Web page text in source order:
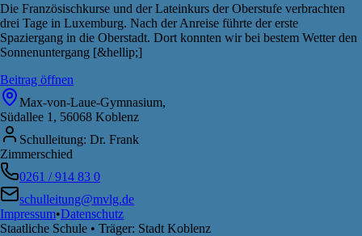
Die Französischkurse und der Lateinkurs der Oberstufe verbrachten
drei Tage in Luxemburg. Nach der Anreise führte der erste
Spaziergang in die Oberstadt. Dort konnten wir bei bestem Wetter den
Sonnenuntergang [&hellip;]
Beitrag öffnen
Max-von-Laue-Gymnasium,
Südallee 1, 56068 Koblenz
Schulleitung: Dr. Frank
Zimmerschied
0261 / 914 83 0
schulleitung@mvlg.de
Impressum•Datenschutz
Staatliche Schule • Träger: Stadt Koblenz